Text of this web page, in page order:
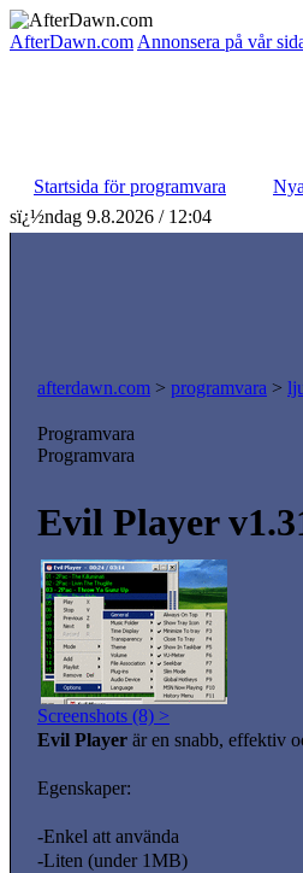
AfterDawn.com Annonsera på vår
Startsida för programvara
sï¿½ndag 9.8.2026 / 12:04
afterdawn.com > programvara >
Programvara
Programvara
Evil Player
Screenshots (8) >
Evil Player är en snabb, effektiv
Egenskaper:
-Enkel att använda
-Liten (under 1MB)